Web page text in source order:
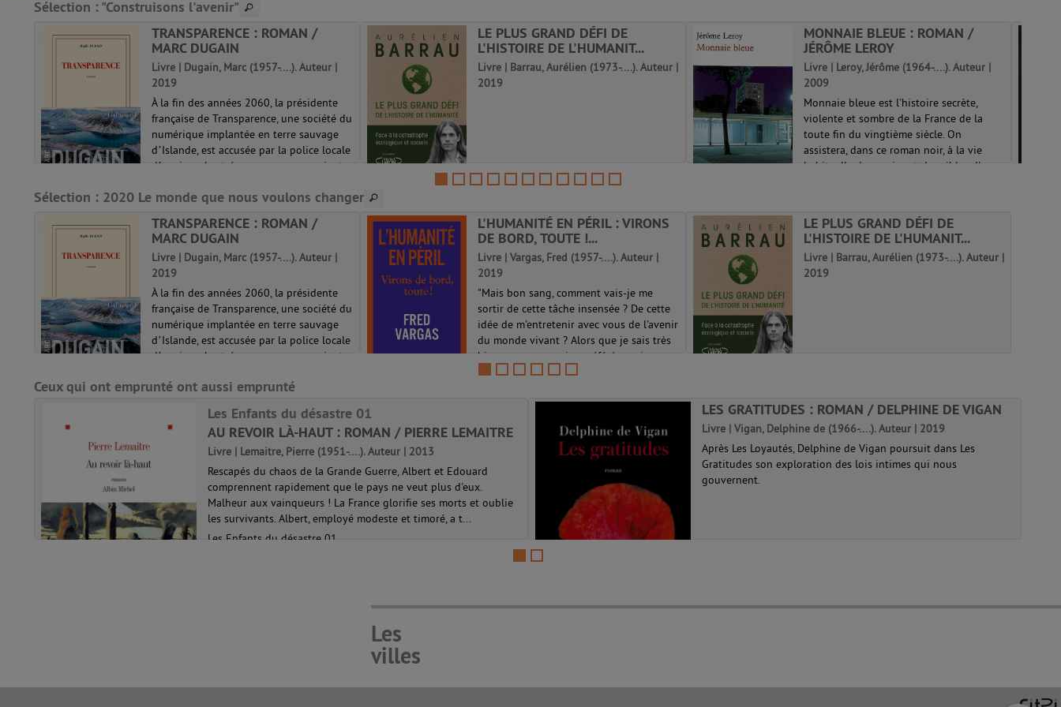
fenêtre)
fenêtre)
Sélection : "Construisons l'avenir"
TRANSPARENCE : ROMAN /
MARC DUGAIN
Livre | Dugain, Marc (1957-....). Auteur |
2019
À la fin des années 2060, la présidente
française de Transparence, une société du
numérique implantée en terre sauvage
d’Islande, est accusée par la police locale
d’avoir orchestré son propre assassinat.
LE PLUS GRAND DÉFI DE
L'HISTOIRE DE L'HUMANIT...
Livre | Barrau, Aurélien (1973-....). Auteur |
2019
MONNAIE BLEUE : ROMAN /
JÉRÔME LEROY
Livre | Leroy, Jérôme (1964-....). Auteur |
2009
Monnaie bleue est l'histoire secrète,
violente et sombre de la France de la
toute fin du vingtième siècle. On
assistera, dans ce roman noir, à la vie
habituelle des proies et des cibles d'un
Sélection : 2020 Le monde que nous voulons changer
TRANSPARENCE : ROMAN /
MARC DUGAIN
Livre | Dugain, Marc (1957-....). Auteur |
2019
À la fin des années 2060, la présidente
française de Transparence, une société du
numérique implantée en terre sauvage
d’Islande, est accusée par la police locale
d’avoir orchestré son propre assassinat.
L'HUMANITÉ EN PÉRIL : VIRONS
DE BORD, TOUTE !...
Livre | Vargas, Fred (1957-....). Auteur |
2019
"Mais bon sang, comment vais-je me
sortir de cette tâche insensée ? De cette
idée de m'entretenir avec vous de l'avenir
du monde vivant ? Alors que je sais très
bien que vous auriez préféré que je vous
livre un roman policier. Il ...
LE PLUS GRAND DÉFI DE
L'HISTOIRE DE L'HUMANIT...
Livre | Barrau, Aurélien (1973-....). Auteur |
2019
Ceux qui ont emprunté ont aussi emprunté
Les Enfants du désastre 01
AU REVOIR LÀ-HAUT : ROMAN / PIERRE LEMAITRE
Livre | Lemaitre, Pierre (1951-....). Auteur | 2013
Rescapés du chaos de la Grande Guerre, Albert et Edouard
comprennent rapidement que le pays ne veut plus d'eux.
Malheur aux vainqueurs ! La France glorifie ses morts et oublie
les survivants. Albert, employé modeste et timoré, a t...
Les Enfants du désastre 01
LES GRATITUDES : ROMAN / DELPHINE DE VIGAN
Livre | Vigan, Delphine de (1966-....). Auteur | 2019
Après Les Loyautés, Delphine de Vigan poursuit dans Les
Gratitudes son exploration des lois intimes qui nous
gouvernent.
Les
villes